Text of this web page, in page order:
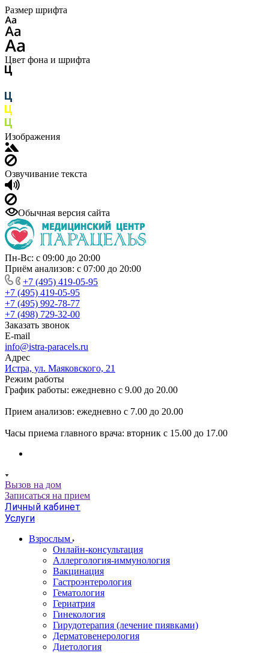
Размер шрифта
Цвет фона и шрифта
Изображения
Озвучивание текста
Обычная версия сайта
Пн-Вс: с 09:00 до 20:00
Приём анализов: с 07:00 до 20:00
+7 (495) 419-05-95
+7 (495) 419-05-95
+7 (495) 992-78-77
+7 (498) 729-32-00
Заказать звонок
E-mail
info@istra-paracels.ru
Адрес
Истра, ул. Маяковского, 21
Режим работы
График работы: ежедневно с 9.00 до 20.00
Прием анализов: ежедневно с 7.00 до 20.00
Часы приема главного врача: вторник с 15.00 до 17.00
Вызов на дом
Записаться на прием
Личный кабинет
Услуги
Взрослым
Онлайн-консультация
Аллергология-иммунология
Вакцинация
Гастроэнтерология
Гематология
Гериатрия
Гинекология
Гирудотерапия (лечение пиявками)
Дерматовенерология
Диетология